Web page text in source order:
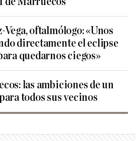
oftalmólogo: «Unos
directamente el eclipse
quedarnos ciegos»
las ambiciones de un
todos sus vecinos